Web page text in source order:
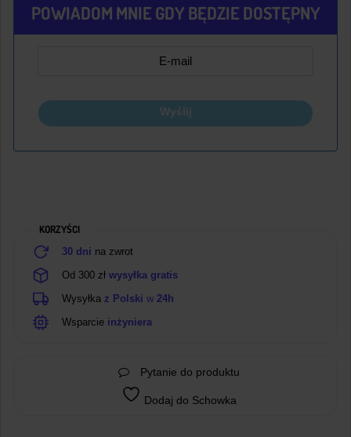
POWIADOM MNIE GDY BĘDZIE DOSTĘPNY
Wyślij
KORZYŚCI
30 dni na zwrot
Od 300 zł wysyłka gratis
Wysyłka z Polski w 24h
Wsparcie inżyniera
Pytanie do produktu
Dodaj do Schowka